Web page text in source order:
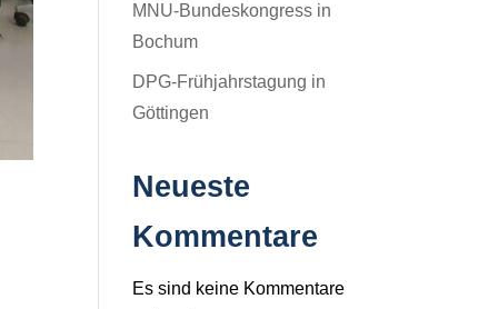
MNU-Bundeskongress in
Bochum
DPG-Frühjahrstagung in
Göttingen
Neueste
Kommentare
Es sind keine Kommentare